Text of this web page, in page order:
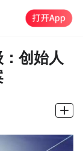
创始人